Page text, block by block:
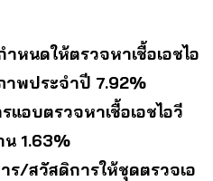
หนดให้ตรวจหาเชื้อเอชไอ
าพประจำปี 7.92%
อบตรวจหาเชื้อเอชไอวี
น 1.63%
ร/สวัสดิการให้ชุดตรวจเอ